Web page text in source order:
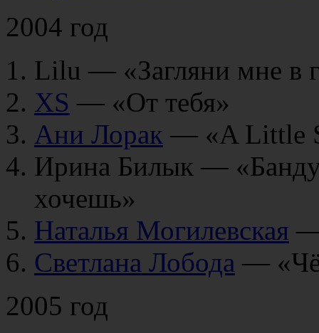
2004 год
Lilu — «Загляни мне в
XS — «От тебя»
Ани Лорак — «A Little
Ирина Билык —
хочешь»
Наталья Могилевская —
Светлана Лобода —
2005 год